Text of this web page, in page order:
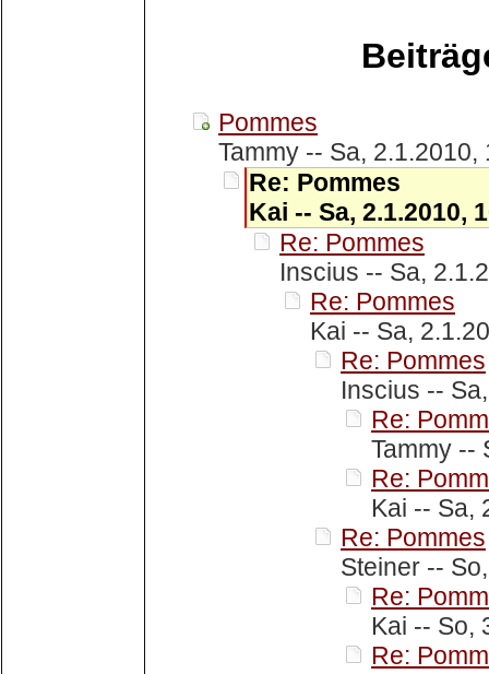
Pommes
Tammy -- Sa, 2.1.2010,
Re: Pommes
Kai -- Sa, 2.1.2010,
Re: Pommes
Inscius -- Sa,
Re: Pommes
Kai -- Sa,
Re: Pommes
Inscius --
Re:
Tammy --
Re:
Kai -- Sa,
Re: Pommes
Steiner --
Re:
Kai -- So,
Re: